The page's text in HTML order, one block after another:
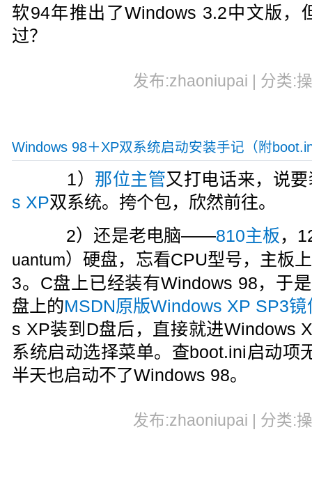
软94年推出了Windows 3.2中文版，
过？
发布:zhaoniupai | 分类:
Windows 98＋XP双系统启动安装手记（附
1） 那位主管又打电话来，说
s XP双系统。挎个包，欣然前往。
2）还是老电脑——810主板 ，
uantum）硬盘，忘看CPU型号，主板
3。C盘上已经装有Windows 98，于
盘上的MSDN原版Windows XP SP3镜
s XP装到D盘后，直接就进Windows
系统启动选择菜单。查boot.ini启动项
半天也启动不了Windows 98。
发布:zhaoniupai | 分类: